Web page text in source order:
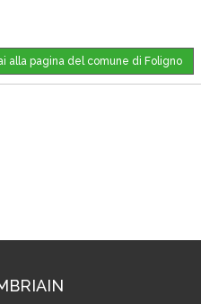
alla pagina del comune di Foligno